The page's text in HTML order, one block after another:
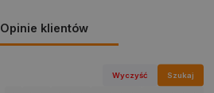
Opinie klientów
Wyczyść Szukaj